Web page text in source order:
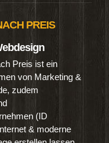
PREIS
Preis ist ein
von Marketing &
zudem
(ID
& moderne